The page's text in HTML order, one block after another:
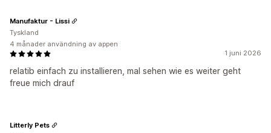
1 juni 2026
relatib einfach zu installieren, mal sehen wie es weiter geht
freue mich drauf
Manufaktur - Lissi
Tyskland
4 månader användning av appen
Litterly Pets